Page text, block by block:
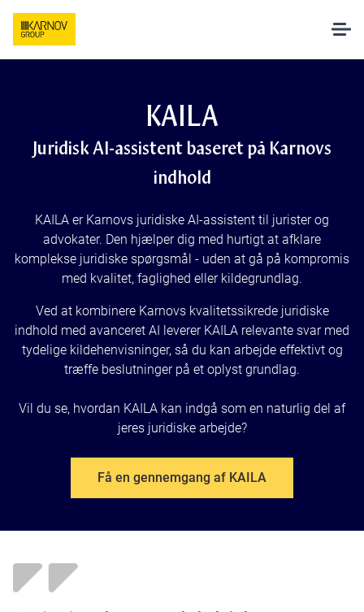
AI hos Karnov
Undervisning
Om os
Bøger Login
KAILA
Juridisk AI-assistent baseret på Karnovs
indhold
KAILA er Karnovs juridiske AI-assistent til jurister og
advokater. Den hjælper dig med hurtigt at afklare
komplekse juridiske spørgsmål - uden at gå på kompromis
med kvalitet, faglighed eller kildegrundlag.
Ved at kombinere Karnovs kvalitetssikrede juridiske
indhold med avanceret AI leverer KAILA relevante svar med
tydelige kildehenvisninger, så du kan arbejde effektivt og
træffe beslutninger på et oplyst grundlag.
Vil du se, hvordan KAILA kan indgå som en naturlig del af
jeres juridiske arbejde?
Få en gennemgang af KAILA